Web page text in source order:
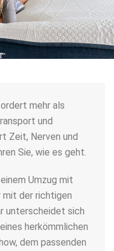
mehr als
und
Zeit, Nerven und
Sie, wie es geht.
Umzug mit
der richtigen
unterscheidet sich
herkömmlichen
dem passenden